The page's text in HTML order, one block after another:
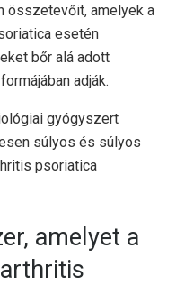
összetevőit, amelyek a
esetén
bőr alá adott
adják.
gyógyszert
súlyos és súlyos
psoriatica
amelyet a